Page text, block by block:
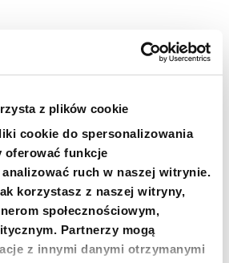
z plików cookie
cookie do spersonalizowania
oferować funkcje
analizować ruch w naszej witrynie.
korzystasz z naszej witryny,
społecznościowym,
Partnerzy mogą
z innymi danymi otrzymanymi
BREXPLPW PL8811 4010
02with annotation: South
PL5411 4010 1000
with annotation: South